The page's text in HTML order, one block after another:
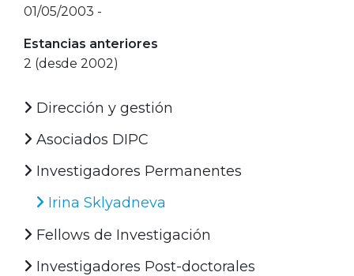
01/05/2003 -
Estancias anteriores
2 (desde 2002)
Dirección y gestión
Asociados DIPC
Investigadores Permanentes
Irina Sklyadneva
Fellows de Investigación
Investigadores Post-doctorales